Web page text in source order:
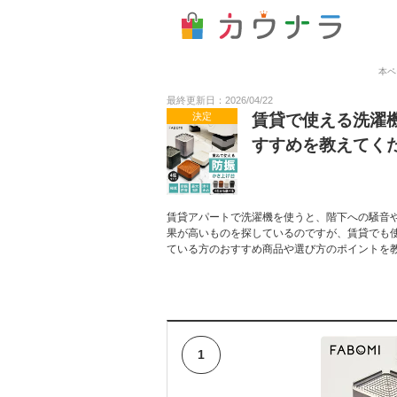
本
最終更新日：2026/04/22
決定
賃貸で使える洗濯
すすめを教えてく
賃貸アパートで洗濯機を使うと、階下への騒
果が高いものを探しているのですが、賃貸で
ている方のおすすめ商品や選び方のポイントを
1